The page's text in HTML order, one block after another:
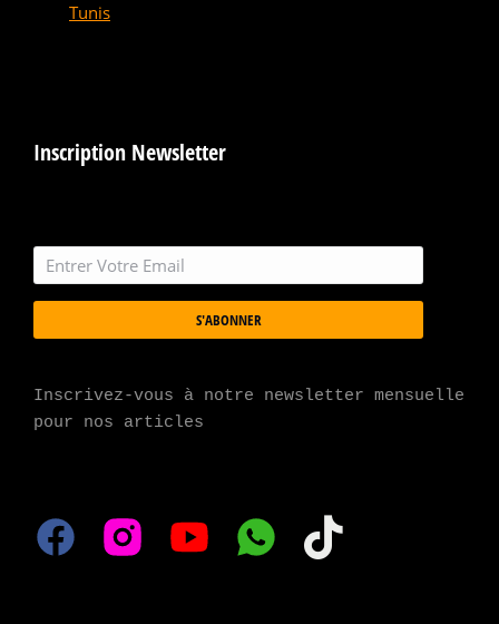
Tunis
Inscription Newsletter
S'ABONNER
Inscrivez-vous à notre newsletter mensuelle
pour nos articles